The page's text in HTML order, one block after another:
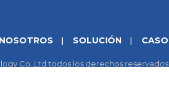
SOLUCIÓN CASO
Co.,Ltd todos los derechos reservados.